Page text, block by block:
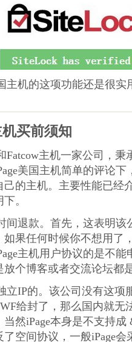
主机的这项功能还是很实
买前须知
Fatcow主机一家公司，秉
美国主机简单的评论
己的主机。主要性能已经
。
间退款。首先，这表明
如果任何时候你不想用了
主机用户协议的是不
放个博客或者交流论坛都
立IP的。该公司没有这
给封了，那么国内就无
当然iPage本身是不支持
了空间协议，一般iPage